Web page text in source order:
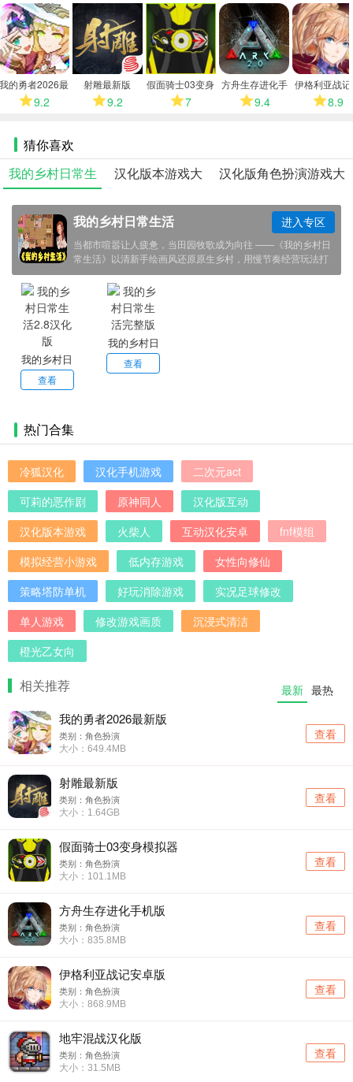
多
多
我的勇者2026最
新版9.2
射雕最新版
9.2
假面骑士03变身
模拟器
7
方舟生存进化手
机版9.4
伊格利亚战
卓版8.9
猜你喜欢
我的乡村日常生
活
汉化版本游戏大
全
汉化版角色扮演游戏大
全
我的乡村日常生活
当都市喧嚣让人疲惫，当田园牧歌成为向往 ——《我的乡村日
常生活》以清新手绘画风还原原生乡村，用慢节奏经营玩法打
造治愈港湾，邀你告别内卷，在播种收获、邻里相伴中，重拾
生活本真的美好。
进入专区
我的乡村日
常生活2.8汉
查看
我的乡村日
常生活完整
查看
热门合集
冷狐汉化 汉化手机游戏
二次元act
可莉的恶作剧
原神同人
汉化版互动
汉化版本游戏
火柴人 互动汉化安卓
fnf模组
模拟经营小游戏
低内存游戏
女性向修仙
策略塔防单机
好玩消除游戏
实况足球修改
单人游戏
修改游戏画质
沉浸式清洁
橙光乙女向
相关推荐 最新 最热
我的勇者2026最新版
类别：角色扮演
大小：649.4MB
查看
射雕最新版
类别：角色扮演
大小：1.64GB
查看
假面骑士03变身模拟器
类别：角色扮演
大小：101.1MB
查看
方舟生存进化手机版
类别：角色扮演
大小：835.8MB
查看
伊格利亚战记安卓版
类别：角色扮演
大小：868.9MB
查看
地牢混战汉化版
类别：角色扮演
大小：31.5MB
查看